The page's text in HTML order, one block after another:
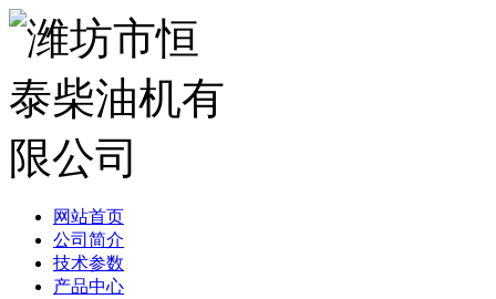
网站首页
公司简介
技术参数
产品中心